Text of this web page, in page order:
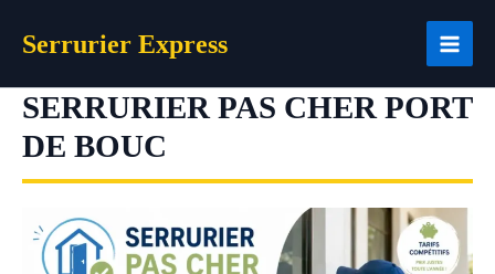
Serrurier Express
SERRURIER PAS CHER PORT
DE BOUC